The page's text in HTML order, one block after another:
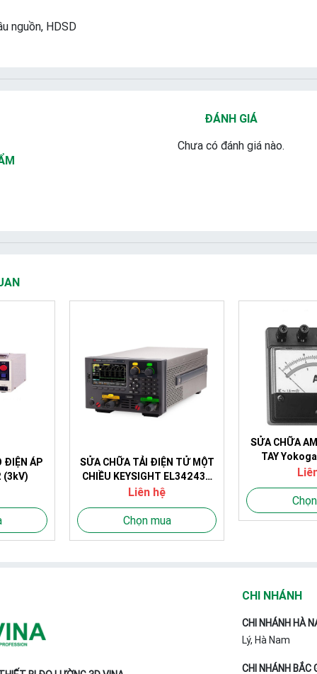
nguồn, HDSD
ĐÁNH GIÁ
Chưa có đánh giá nào.
ĐIỆN ÁP
(3kV)
SỬA CHỮA TẢI ĐIỆN TỬ MỘT
CHIỀU KEYSIGHT EL34243A
(150V, 60A, 300W (tổng
600W), 2CH)
Liên hệ
Chọn mua
SỬA CHỮA
TAY
CHI NHÁNH
CHI NHÁNH HÀ
Lý, Hà Nam
CHI NHÁNH BẮC